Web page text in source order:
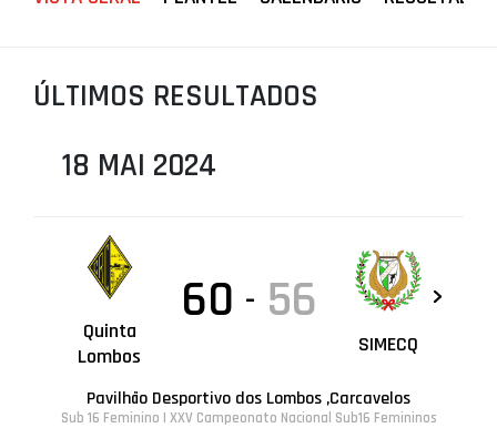
LIGA BETCLIC MASCULINA
LIGA BETCLIC FEMININA
ÚLTIMOS RESULTADOS
18 MAI 2024
Quinta
Lombos
60 - 56
SIMECQ
Pavilhão Desportivo dos Lombos ,Carcavelos
Sub 16 Feminino | XXV Campeonato Nacional Sub16 Femininos